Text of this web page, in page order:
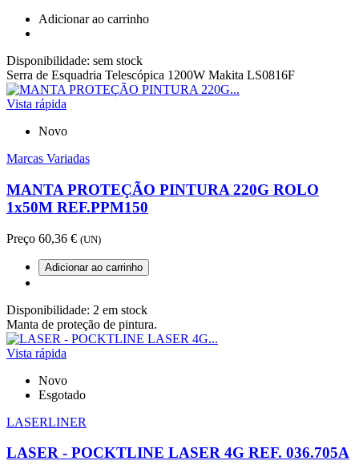
Adicionar ao carrinho
Disponibilidade: sem stock
Serra de Esquadria Telescópica 1200W Makita LS0816F
Vista rápida
Novo
Marcas Variadas
MANTA PROTEÇÃO PINTURA 220G ROLO
1x50M REF.PPM150
Preço 60,36 € (UN)
Adicionar ao carrinho
Disponibilidade: 2 em stock
Manta de proteção de pintura.
Vista rápida
Novo
Esgotado
LASERLINER
LASER - POCKTLINE LASER 4G REF. 036.705A